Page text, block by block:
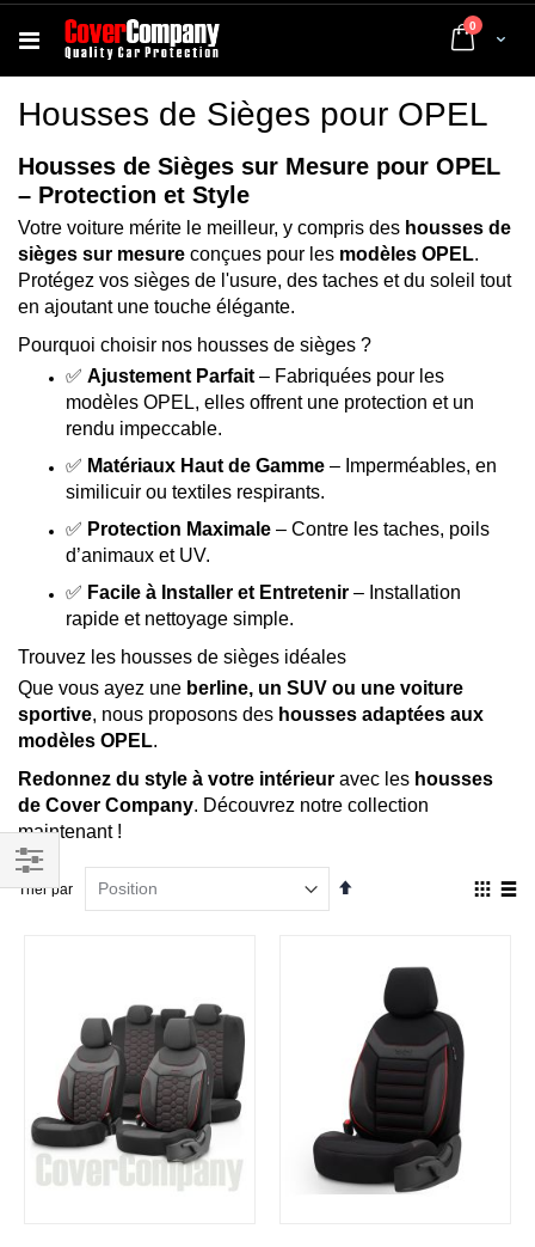
Cart
0 articles
Housses de Sièges pour OPEL
Housses de Sièges sur Mesure pour OPEL
– Protection et Style
Votre voiture mérite le meilleur, y compris des housses de
sièges sur mesure conçues pour les modèles OPEL.
Protégez vos sièges de l'usure, des taches et du soleil tout
en ajoutant une touche élégante.
Pourquoi choisir nos housses de sièges ?
✅ Ajustement Parfait – Fabriquées pour les
modèles OPEL, elles offrent une protection et un
rendu impeccable.
✅ Matériaux Haut de Gamme – Imperméables, en
similicuir ou textiles respirants.
✅ Protection Maximale – Contre les taches, poils
d’animaux et UV.
✅ Facile à Installer et Entretenir – Installation
rapide et nettoyage simple.
Trouvez les housses de sièges idéales
Que vous ayez une berline, un SUV ou une voiture
sportive, nous proposons des housses adaptées aux
modèles OPEL.
Redonnez du style à votre intérieur avec les housses
de Cover Company. Découvrez notre collection
maintenant !
Trier par
Par
Filtrer